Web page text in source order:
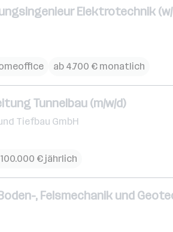
Elektrotechnik
ab 4.700 € monatlich
Tunnelbau (m/w/d)
Tiefbau GmbH
€ jährlich
, Felsmechanik und